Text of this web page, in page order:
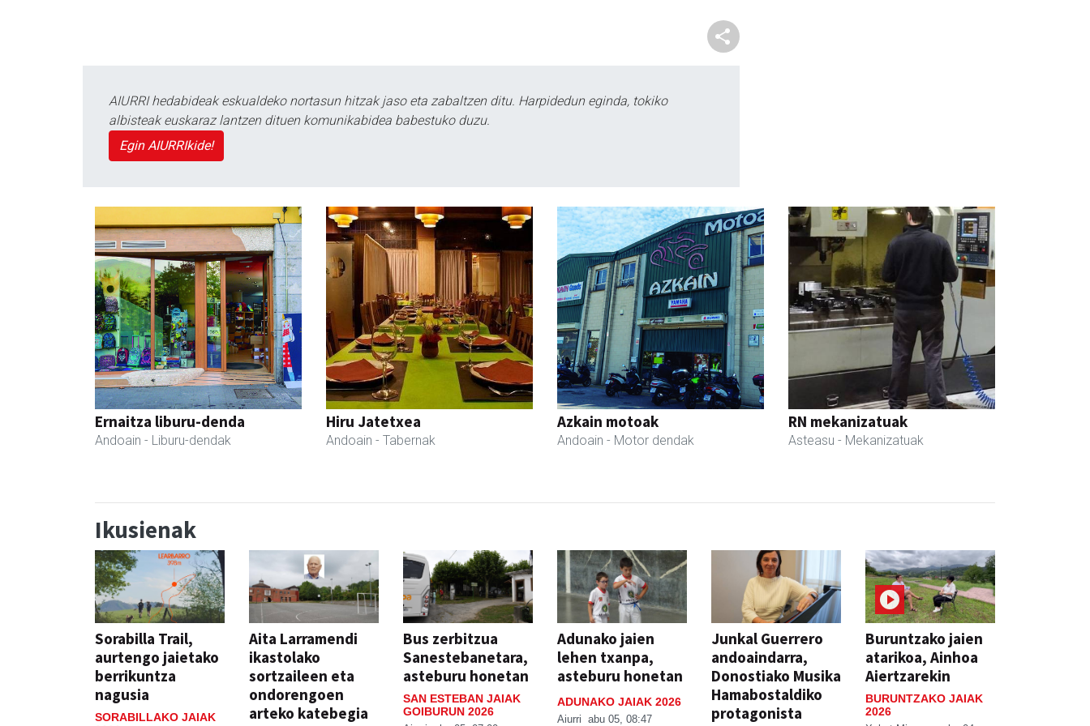
AIURRI hedabideak eskualdeko nortasun hitzak jaso eta zabaltzen ditu. Harpidedun eginda, tokiko
albisteak euskaraz lantzen dituen komunikabidea babestuko duzu.
Egin AIURRIkide!
Ernaitza liburu-denda
Andoain - Liburu-dendak
Hiru Jatetxea
Andoain - Tabernak
Azkain motoak
Andoain - Motor dendak
RN mekanizatuak
Asteasu - Mekanizatuak
Ikusienak
Sorabilla Trail,
aurtengo jaietako
berrikuntza
nagusia
SORABILLAKO JAIAK
Aita Larramendi
ikastolako
sortzaileen eta
ondorengoen
arteko katebegia
Bus zerbitzua
Sanestebanetara,
asteburu honetan
SAN ESTEBAN JAIAK
GOIBURUN 2026
Adunako jaien
lehen txanpa,
asteburu honetan
ADUNAKO JAIAK 2026
Aiurri abu 05, 08:47
Junkal Guerrero
andoaindarra,
Donostiako Musika
Hamabostaldiko
protagonista
Buruntzako jaien
atarikoa, Ainhoa
Aiertzarekin
BURUNTZAKO JAIAK
2026